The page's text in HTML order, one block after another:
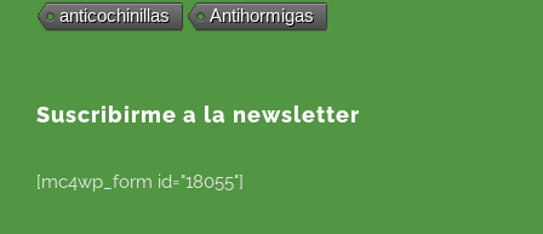
anticochinillas
Antihormigas
Suscribirme a la newsletter
[mc4wp_form id="18055"]